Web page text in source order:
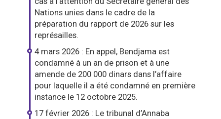
Nations unies dans le cadre de la
préparation du rapport de 2026 sur les
représailles.
4 mars 2026 : En appel, Bendjama est
condamné à un an de prison et à une
amende de 200 000 dinars dans l’affaire
pour laquelle il a été condamné en première
instance le 12 octobre 2025.
17 février 2026 : Le tribunal d’Annaba